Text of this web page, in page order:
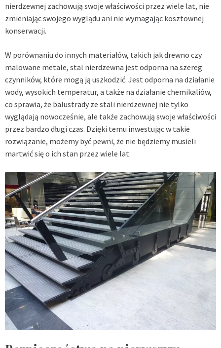
nierdzewnej zachowują swoje właściwości przez wiele lat, nie
zmieniając swojego wyglądu ani nie wymagając kosztownej
konserwacji.
W porównaniu do innych materiałów, takich jak drewno czy
malowane metale, stal nierdzewna jest odporna na szereg
czynników, które mogą ją uszkodzić. Jest odporna na działanie
wody, wysokich temperatur, a także na działanie chemikaliów,
co sprawia, że balustrady ze stali nierdzewnej nie tylko
wyglądają nowocześnie, ale także zachowują swoje właściwości
przez bardzo długi czas. Dzięki temu inwestując w takie
rozwiązanie, możemy być pewni, że nie będziemy musieli
martwić się o ich stan przez wiele lat.